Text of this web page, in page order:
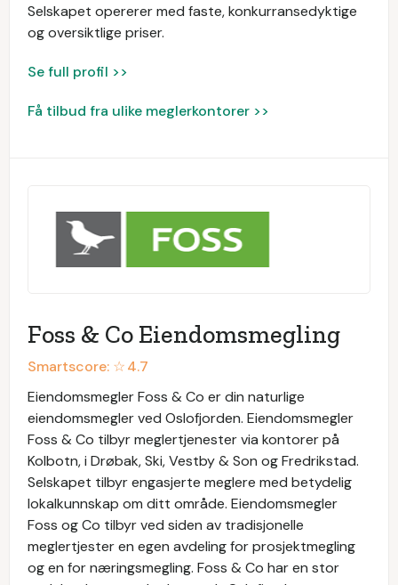
Selskapet opererer med faste, konkurransedyktige
og oversiktlige priser.
Se full profil >>
Få tilbud fra ulike meglerkontorer >>
Foss & Co Eiendomsmegling
Smartscore: ☆4.7
Eiendomsmegler Foss & Co er din naturlige
eiendomsmegler ved Oslofjorden. Eiendomsmegler
Foss & Co tilbyr meglertjenester via kontorer på
Kolbotn, i Drøbak, Ski, Vestby & Son og Fredrikstad.
Selskapet tilbyr engasjerte meglere med betydelig
lokalkunnskap om ditt område. Eiendomsmegler
Foss og Co tilbyr ved siden av tradisjonelle
meglertjester en egen avdeling for prosjektmegling
og en for næringsmegling. Foss & Co har en stor